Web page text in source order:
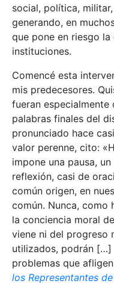
social, política,
generando, en
que pone en riesgo
instituciones.
Comencé esta
mis predecesores.
fueran
palabras finales del
pronunciado hace
valor perenne, cito:
impone una pausa,
reflexión, casi de
común origen, en
común. Nunca, como
la conciencia moral
viene ni del progreso
utilizados, podrán […]
problemas que
los Representantes